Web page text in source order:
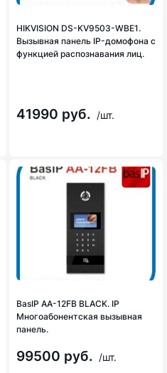
HIKVISION DS-KV9503-WBE1.
Вызывная панель IP-домофона с
функцией распознавания лиц.
41990 руб. /шт.
BasIP AA-12FB BLACK. IP
Многоабонентская вызывная
панель.
99500 руб. /шт.